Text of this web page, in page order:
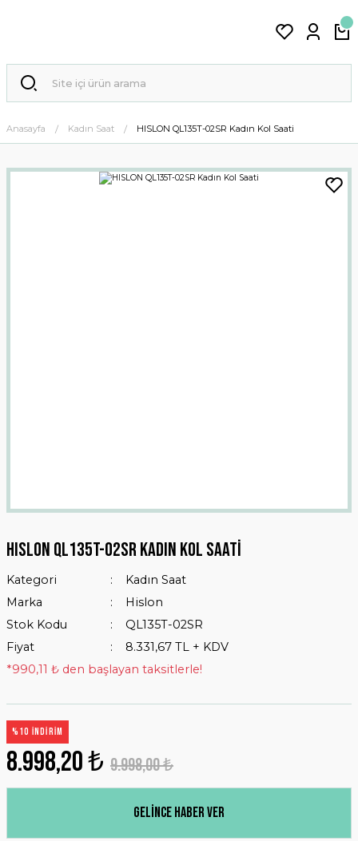
Anasayfa Kadın Saat HISLON QL135T-02SR Kadın Kol Saati
HISLON QL135T-02SR Kadın Kol Saati
Kategori
Kadın Saat
Marka
Hislon
Stok Kodu
QL135T-02SR
Fiyat
8.331,67 TL + KDV
*990,11 ₺ den başlayan taksitlerle!
%10 İNDİRİM
8.998,20 ₺ 9.998,00 ₺
Gelince Haber Ver